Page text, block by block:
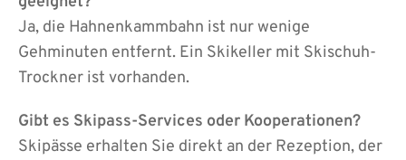
Ja, die Hahnenkammbahn ist nur wenige
Gehminuten entfernt. Ein Skikeller mit Skischuh-
Trockner ist vorhanden.
Gibt es Skipass-Services oder Kooperationen?
Skipässe erhalten Sie direkt an der Rezeption, der